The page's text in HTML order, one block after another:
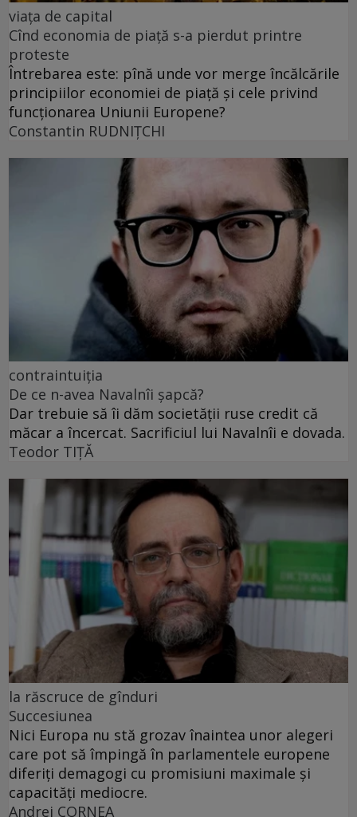
viața de capital
Cînd economia de piață s-a pierdut printre
proteste
Întrebarea este: pînă unde vor merge încălcările
principiilor economiei de piață și cele privind
funcționarea Uniunii Europene?
Constantin RUDNIŢCHI
contraintuiția
De ce n-avea Navalnîi șapcă?
Dar trebuie să îi dăm societății ruse credit că
măcar a încercat. Sacrificiul lui Navalnîi e dovada.
Teodor TIŢĂ
la răscruce de gînduri
Succesiunea
Nici Europa nu stă grozav înaintea unor alegeri
care pot să împingă în parlamentele europene
diferiți demagogi cu promisiuni maximale și
capacități mediocre.
Andrei CORNEA